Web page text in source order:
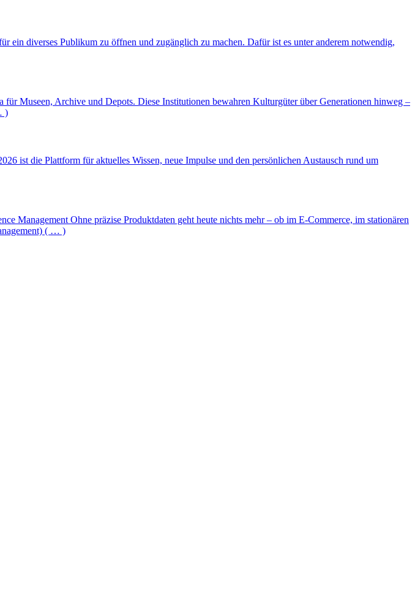
diverses Publikum zu öffnen und zugänglich zu machen. Dafür ist es unter anderem notwendig,
Museen, Archive und Depots. Diese Institutionen bewahren Kulturgüter über Generationen hinweg –
)
ist die Plattform für aktuelles Wissen, neue Impulse und den persönlichen Austausch rund um
Ohne präzise Produktdaten geht heute nichts mehr – ob im E-Commerce, im stationären
( … )